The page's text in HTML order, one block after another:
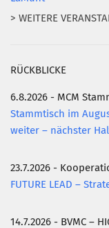
> WEITERE
RÜCKBLICKE
6.8.2026 - MCM
Stammtisch im
weiter – nächster
23.7.2026 -
FUTURE LEAD –
14.7.2026 - BVMC –